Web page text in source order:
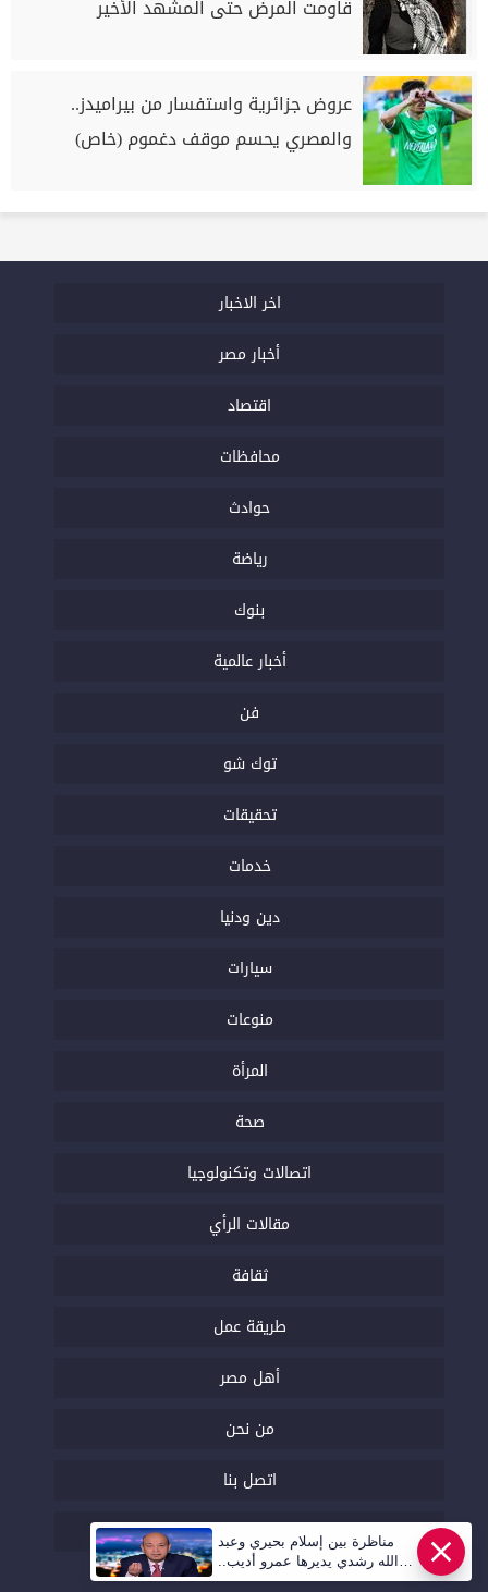
قاومت المرض حتى المشهد الأخير
عروض جزائرية واستفسار من بيراميدز..
والمصري يحسم موقف دغموم (خاص)
اخر الاخبار
أخبار مصر
اقتصاد
محافظات
حوادث
رياضة
بنوك
أخبار عالمية
فن
توك شو
تحقيقات
خدمات
دين ودنيا
سيارات
منوعات
المرأة
صحة
اتصالات وتكنولوجيا
مقالات الرأي
ثقافة
طريقة عمل
أهل مصر
من نحن
اتصل بنا
السياسة التحريرية
مناظرة بين إسلام بحيري وعبد
الله رشدي يديرها عمرو أديب..
قريبا | أهل مصر